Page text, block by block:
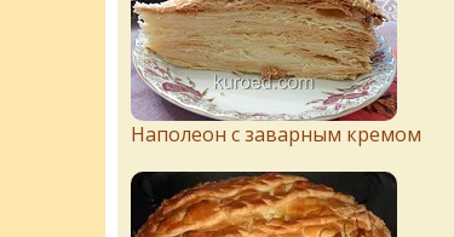
Наполеон с заварным кремом